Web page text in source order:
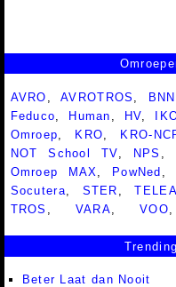
AVRO ,AVROTROS , BNN
Feduco, Human , HV,
Omroep, KRO, KRO-
NOT School TV, NPS ,
Omroep MAX, PowNed ,
Socutera, STER ,
TROS , VARA,VOO
Trending
Beter Laat dan Nooit